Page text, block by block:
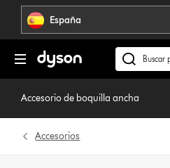
Omitir
navegación España
Buscar
en
dyson.es
Accesorio de boquilla ancha
Accesorios